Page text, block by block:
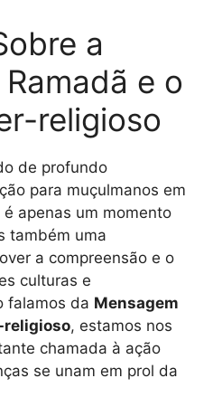
a
e o
religioso
de profundo
para muçulmanos em
apenas um momento
também uma
a compreensão e o
culturas e
falamos da Mensagem
religioso, estamos nos
chamada à ação
se unam em prol da